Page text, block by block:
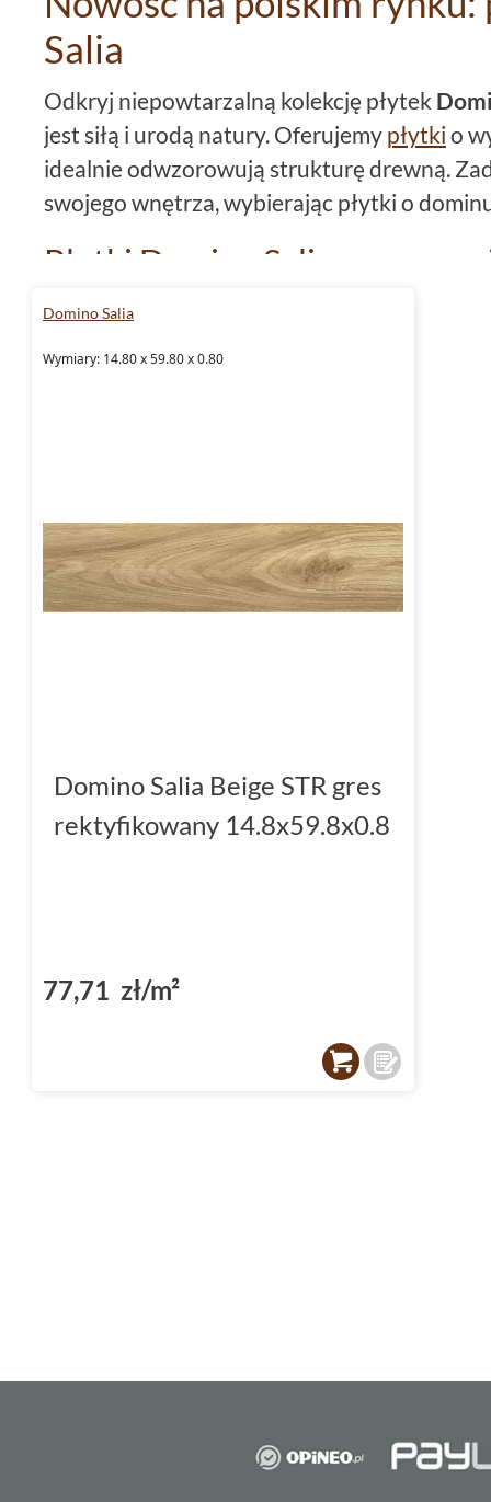
Salia
Odkryj niepowtarzalną kolekcję płytek
jest siłą i urodą natury. Oferujemy płytki o
idealnie odwzorowują strukturę drewną.
swojego wnętrza, wybierając płytki o
Płytki Domino Salia: gres o
charakterze
KolekcjaDomino Salia
Kolekcja Domino Salia to nie tylko płytki do
doskonale sprawdzą sięna zewnątrz
Oznacza to, że są one odporne na
działanie różnych czynników
Domino Salia to kolekcja płytek
płytek są idealnie proste, co umożliwia ich
rozwiązanie, które podkreśla nowoczesny
bezpieczne nawet w warunkach wilgoci.
Domino Salia
Wymiary: 14.80 x 59.80 x 0.80
Domino Salia Beige STR gres
rektyfikowany 14.8x59.8x0.8
77,71 zł/m²